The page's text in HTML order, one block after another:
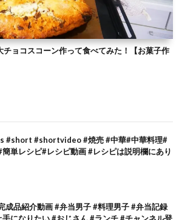
ョコスコーン作って食べてみた！【お菓子作
#short #shortvideo #焼売 #中華#中華料理#
簡単レシピ#レシピ動画 #レシピは説明欄にあり
成品紹介動画 #弁当男子 #料理男子 #弁当記録